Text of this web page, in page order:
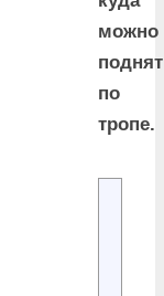
можно
по
тропе.